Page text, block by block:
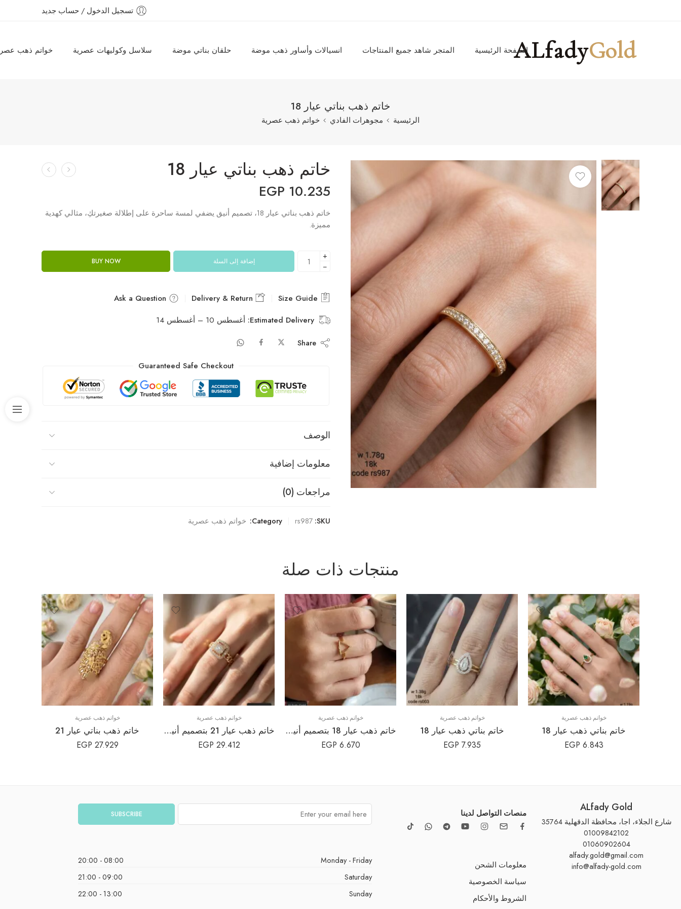
تسجيل الدخول / حساب جديد
ALfadyGold الصفحة الرئيسية المتجر شاهد جميع المنتاجات انسيالات وأساور ذهب موضة حلقان بناتي موضة سلاسل وكوليهات عصرية خواتم ذهب
خاتم ذهب بناتي عيار 18
الرئيسية مجوهرات الفادي خواتم ذهب عصرية
خاتم ذهب بناتي عيار 18
10.235
EGP
خاتم ذهب بناتي عيار 18، تصميم أنيق يضفي لمسة ساحرة على إطلالة صغيرتكِ، مثالي كهدية
مميزة.
+
−
إضافة إلى السلة BUY NOW
Estimated Delivery: أغسطس 10 – أغسطس 14
Guaranteed Safe Checkout
الوصف
معلومات إضافية
مراجعات (0)
SKU:
rs987
Category: خواتم ذهب عصرية
منتجات ذات صلة
خواتم ذهب عصرية
خاتم بناتي ذهب عيار 18
6.843
EGP
خواتم ذهب عصرية
خاتم بناتي ذهب عيار 18
7.935
EGP
خواتم ذهب عصرية
خاتم ذهب عيار 18 بتصميم أنيق ومميز
6.670
EGP
خواتم ذهب عصرية
خاتم ذهب عيار 21 بتصميم أنيق وفاخر
29.412
EGP
خواتم ذهب عصرية
خاتم ذهب بناتي عيار 21
27.929
EGP
ALfady Gold
شارع الجلاء، اجا، محافظة الدقهلية 35764
01009842102
01060902604
alfady.gold@gmail.com
info@alfady-gold.com
منصات التواصل لدينا
معلومات الشحن
سياسة الخصوصية
الشروط والأحكام
Monday - Friday
08:00 - 20:00
Saturday
09:00 - 21:00
Sunday
13:00 - 22:00